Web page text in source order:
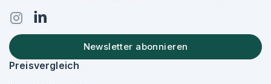
Newsletter abonnieren
Preisvergleich